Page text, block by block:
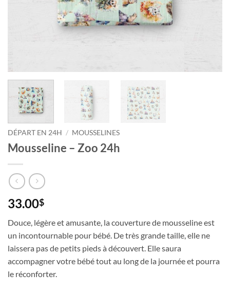
DÉPART EN 24H / MOUSSELINES
Mousseline – Zoo 24h
33.00$
Douce, légère et amusante, la couverture de mousseline est
un incontournable pour bébé. De très grande taille, elle ne
laissera pas de petits pieds à découvert. Elle saura
accompagner votre bébé tout au long de la journée et pourra
le réconforter.